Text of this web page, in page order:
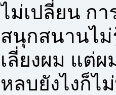
ไม่เปลี่ยน กา
สนุกสนานไม่
เลี่ยงผม แต่
หลบยังไงก็ไ